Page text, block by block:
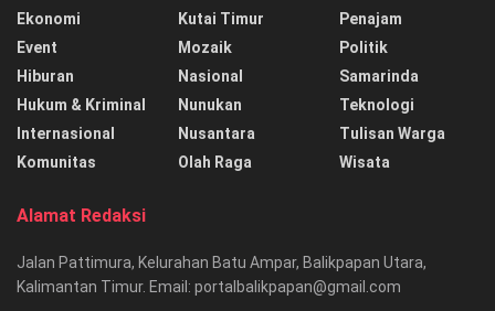
Ekonomi
Event
Hiburan
Hukum & Kriminal
Internasional
Komunitas
Kutai Timur
Mozaik
Nasional
Nunukan
Nusantara
Olah Raga
Penajam
Politik
Samarinda
Teknologi
Tulisan Warga
Wisata
Alamat Redaksi
Jalan Pattimura, Kelurahan Batu Ampar, Balikpapan Utara,
Kalimantan Timur. Email: portalbalikpapan@gmail.com